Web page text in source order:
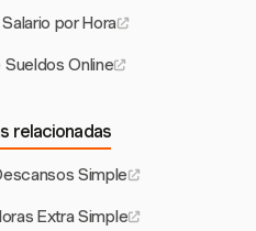
por Hora
Online
relacionadas
Simple
Extra Simple